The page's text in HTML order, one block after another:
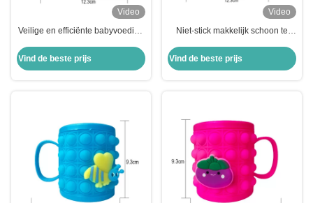
Video
Veilige en efficiënte babyvoeding
knijp kinderliefde tandenborstel
mok
Vind de beste prijs
Video
Niet-stick makkelijk schoon te
klembekers aanpassing
mogelijkheden
Vind de beste prijs